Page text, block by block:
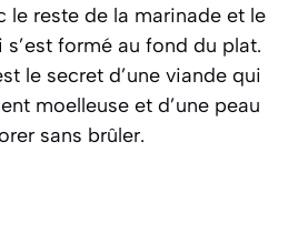
le reste de la marinade et le
formé au fond du plat.
le secret d’une viande qui
moelleuse et d’une peau
sans brûler.